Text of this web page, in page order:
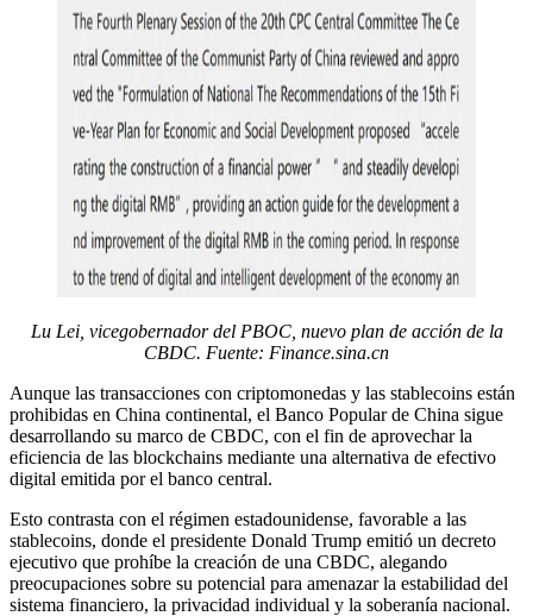
Lu Lei, vicegobernador del PBOC, nuevo plan de acción de la
CBDC. Fuente: Finance.sina.cn
Aunque las transacciones con criptomonedas y las stablecoins están
prohibidas en China continental, el Banco Popular de China sigue
desarrollando su marco de CBDC, con el fin de aprovechar la
eficiencia de las blockchains mediante una alternativa de efectivo
digital emitida por el banco central.
Esto contrasta con el régimen estadounidense, favorable a las
stablecoins, donde el presidente Donald Trump emitió un decreto
ejecutivo que prohíbe la creación de una CBDC, alegando
preocupaciones sobre su potencial para amenazar la estabilidad del
sistema financiero, la privacidad individual y la soberanía nacional.